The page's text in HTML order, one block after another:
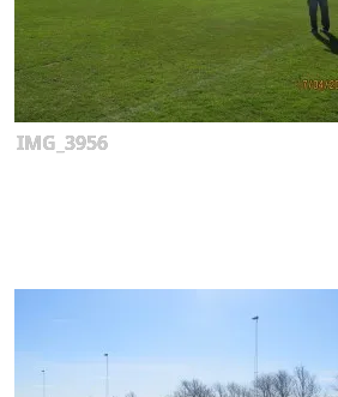
IMG_3956